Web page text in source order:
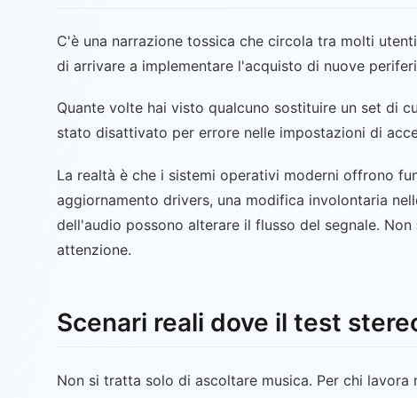
C'è una narrazione tossica che circola tra molti
di arrivare a implementare l'acquisto di nuove
Quante volte hai visto qualcuno sostituire un set di
stato disattivato per errore nelle impostazioni di
La realtà è che i sistemi operativi moderni offrono
aggiornamento drivers, una modifica involontaria
dell'audio possono alterare il flusso del segnale.
attenzione.
Scenari reali dove il test
Non si tratta solo di ascoltare musica. Per chi